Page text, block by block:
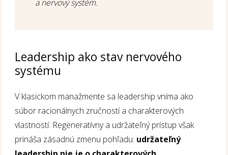
a nervový systém.
Leadership ako stav nervového
systému
V klasickom manažmente sa leadership vníma ako
súbor racionálnych zručností a charakterových
vlastností. Regeneratívny a udržateľný prístup však
prináša zásadnú zmenu pohľadu: udržateľný